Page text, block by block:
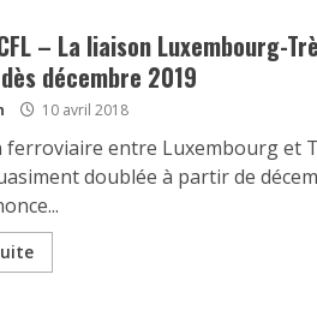
– La liaison Luxembourg-
décembre 2019
10 avril 2018
ferroviaire entre Luxembourg et
doublée à partir de